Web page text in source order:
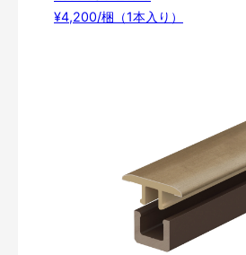
¥4,200/梱（1本入り）